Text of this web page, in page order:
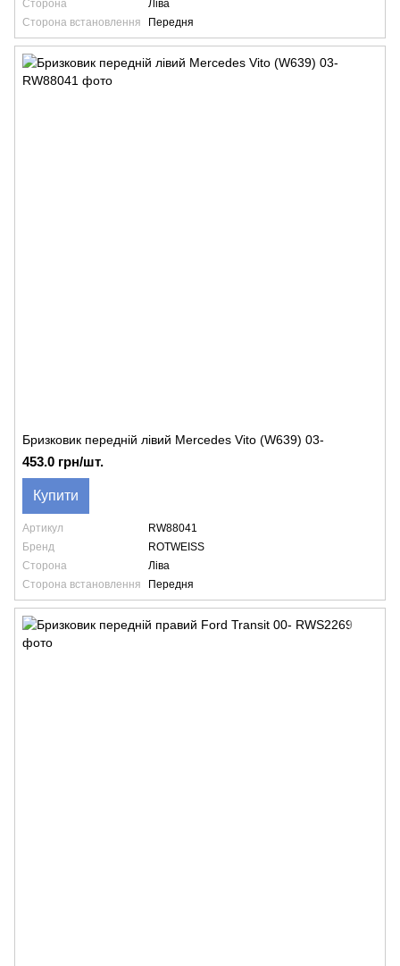
Сторона
Ліва
Сторона встановлення
Передня
Бризковик передній лівий Mercedes Vito (W639) 03-
453.0 грн/шт.
Купити
Артикул
RW88041
Бренд
ROTWEISS
Сторона
Ліва
Сторона встановлення
Передня